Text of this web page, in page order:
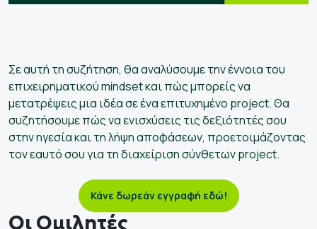
Σε αυτή τη συζήτηση, θα αναλύσουμε την έννοια του
επιχειρηματικού mindset και πώς μπορείς να
μετατρέψεις μια ιδέα σε ένα επιτυχημένο project. Θα
συζητήσουμε πώς να ενισχύσεις τις δεξιότητές σου
στην ηγεσία και τη λήψη αποφάσεων, προετοιμάζοντας
τον εαυτό σου για τη διαχείριση σύνθετων project.
Κάνε δωρεάν εγγραφή εδώ!
Οι Ομιλητές